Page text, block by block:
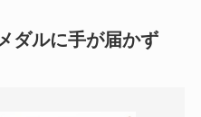
ダルに手が届かず